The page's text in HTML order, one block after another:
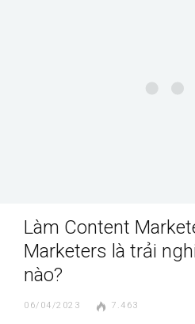
Làm Content
Marketers là trải
nào?
06/04/2023 7.463